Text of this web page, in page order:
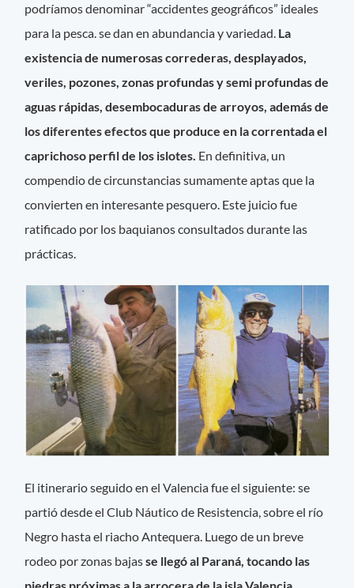
podríamos denominar “accidentes geográficos” ideales
para la pesca. se dan en abundancia y variedad. La
existencia de numerosas correderas, desplayados,
veriles, pozones, zonas profundas y semi profundas de
aguas rápidas, desembocaduras de arroyos, además de
los diferentes efectos que produce en la correntada el
caprichoso perfil de los islotes. En definitiva, un
compendio de circunstancias sumamente aptas que la
convierten en interesante pesquero. Este juicio fue
ratificado por los baquianos consultados durante las
prácticas.
El itinerario seguido en el Valencia fue el siguiente: se
partió desde el Club Náutico de Resistencia, sobre el río
Negro hasta el riacho Antequera. Luego de un breve
rodeo por zonas bajasse llegó al Paraná, tocando las